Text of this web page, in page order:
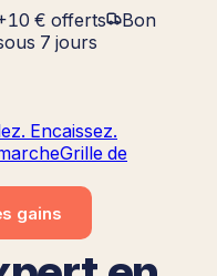
€ offerts
Bon
7 jours
Encaissez.
Grille de
gains